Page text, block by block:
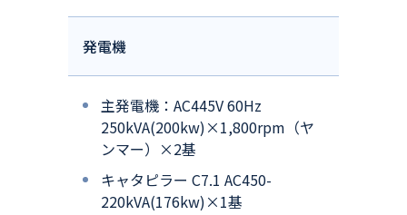
発電機
主発電機：AC445V 60Hz
250kVA(200kw)×1,800rpm（ヤ
ンマー）×2基
キャタピラー C7.1 AC450-
220kVA(176kw)×1基